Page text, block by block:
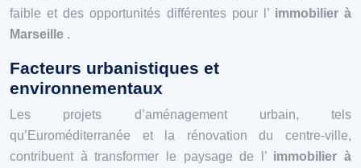
faible et des opportunités différentes pour l’ immobilier à
Marseille .
Facteurs urbanistiques et
environnementaux
Les projets d’aménagement urbain, tels
qu’Euroméditerranée et la rénovation du centre-ville,
contribuent à transformer le paysage de l’ immobilier à